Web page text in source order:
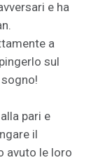
e ha
a
sul
pari e
il
avuto le loro